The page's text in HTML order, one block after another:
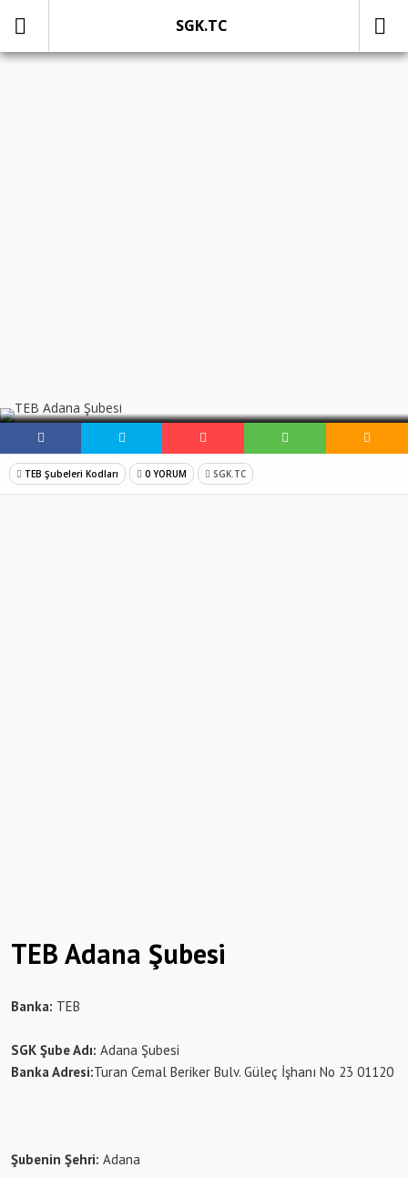
SGK.TC
SOSYAL MEDYADA PAYLAŞ
TEB Şubeleri Kodları 0 YORUM SGK.TC
TEB Adana Şubesi
Banka: TEB
SGK Şube Adı: Adana Şubesi
Banka Adresi:Turan Cemal Beriker Bulv. Güleç İşhanı No 23 01120
Şubenin Şehri: Adana